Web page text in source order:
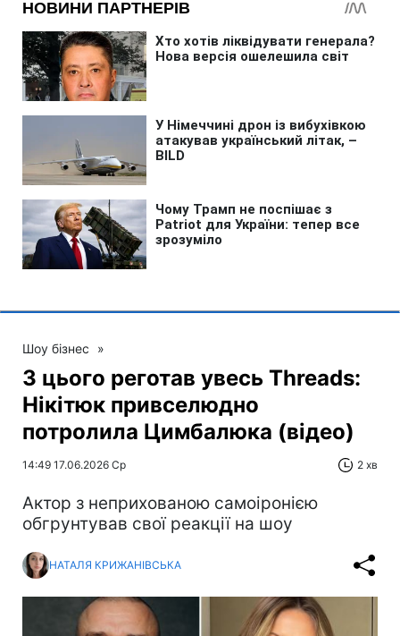
Шоу бізнес »
З цього реготав увесь Threads:
Нікітюк привселюдно
потролила Цимбалюка (відео)
14:49 17.06.2026 Ср 2 хв
Актор з неприхованою самоіронією
обгрунтував свої реакції на шоу
НАТАЛЯ КРИЖАНІВСЬКА